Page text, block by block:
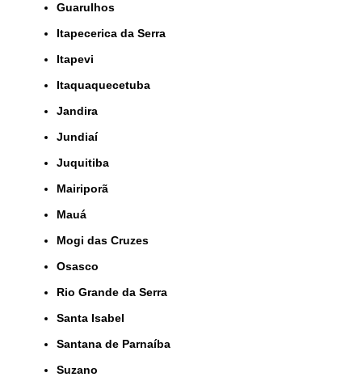
Guarulhos
Itapecerica da Serra
Itapevi
Itaquaquecetuba
Jandira
Jundiaí
Juquitiba
Mairiporã
Mauá
Mogi das Cruzes
Osasco
Rio Grande da Serra
Santa Isabel
Santana de Parnaíba
Suzano